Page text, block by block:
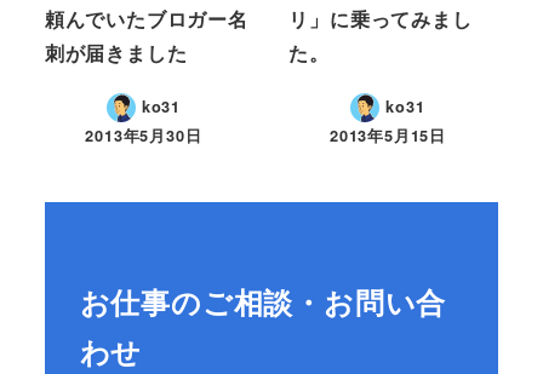
頼んでいたブロガー名
刺が届きました
ko31
2013年5月30日
リ」に乗ってみまし
た。
ko31
2013年5月15日
お仕事のご相談・お問い合
わせ